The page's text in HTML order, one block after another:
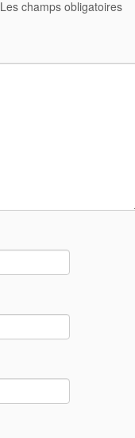
Les champs obligatoires